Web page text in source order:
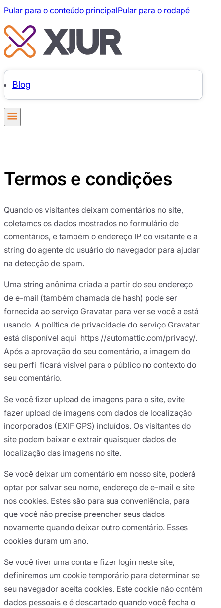
Pular para o conteúdo principalPular para o rodapé
Blog
Termos e condições
Quando os visitantes deixam comentários no site,
coletamos os dados mostrados no formulário de
comentários, e também o endereço IP do visitante e a
string do agente do usuário do navegador para ajudar
na detecção de spam.
Uma string anônima criada a partir do seu endereço
de e-mail (também chamada de hash) pode ser
fornecida ao serviço Gravatar para ver se você a está
usando. A política de privacidade do serviço Gravatar
está disponível aqui https //automattic.com/privacy/.
Após a aprovação do seu comentário, a imagem do
seu perfil ficará visível para o público no contexto do
seu comentário.
Se você fizer upload de imagens para o site, evite
fazer upload de imagens com dados de localização
incorporados (EXIF GPS) incluídos. Os visitantes do
site podem baixar e extrair quaisquer dados de
localização das imagens no site.
Se você deixar um comentário em nosso site, poderá
optar por salvar seu nome, endereço de e-mail e site
nos cookies. Estes são para sua conveniência, para
que você não precise preencher seus dados
novamente quando deixar outro comentário. Esses
cookies duram um ano.
Se você tiver uma conta e fizer login neste site,
definiremos um cookie temporário para determinar se
seu navegador aceita cookies. Este cookie não contém
dados pessoais e é descartado quando você fecha o